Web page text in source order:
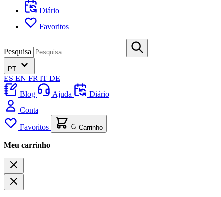
Diário
Favoritos
Pesquisa
PT
ES EN FR IT DE
Blog
Ajuda
Diário
Conta
Favoritos Carrinho
Meu carrinho